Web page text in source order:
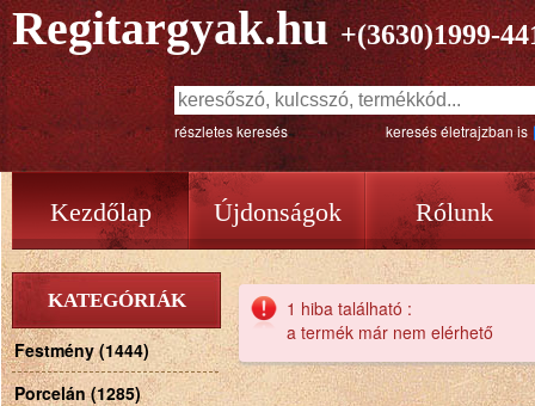
Regitargyak.hu +(3630)1999-
részletes keresés keresés életrajzban is
Kezdőlap Újdonságok Rólunk
KATEGÓRIÁK
Festmény (1444)
Porcelán (1285)
1 hiba található :
a termék már nem elérhető